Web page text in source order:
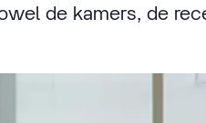
de kamers, de